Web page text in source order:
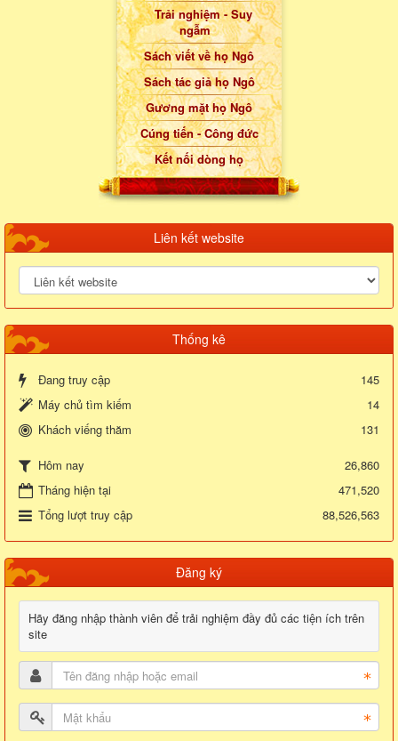
Trải nghiệm - Suy
ngẫm
Sách viết về họ Ngô
Sách tác giả họ Ngô
Gương mặt họ Ngô
Cúng tiến - Công đức
Kết nối dòng họ
Liên kết website
Thống kê
Đang truy cập
145
Máy chủ tìm kiếm
14
Khách viếng thăm
131
Hôm nay
26,860
Tháng hiện tại
471,520
Tổng lượt truy cập
88,526,563
Đăng ký
Hãy đăng nhập thành viên để trải nghiệm đầy đủ các tiện ích trên
site